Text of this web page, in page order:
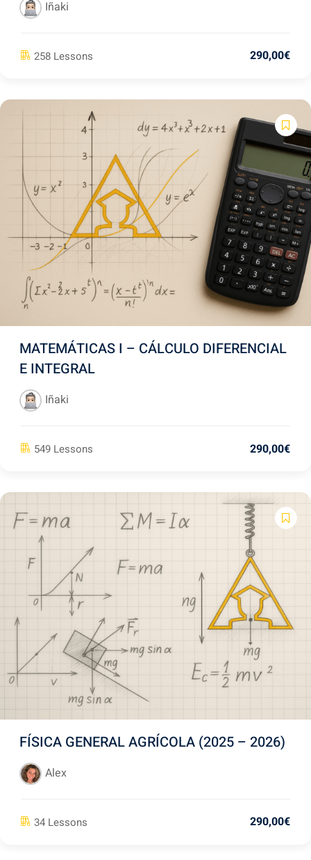
Iñaki
258 Lessons 290,00€
MATEMÁTICAS I – CÁLCULO DIFERENCIAL
E INTEGRAL
Iñaki
549 Lessons 290,00€
FÍSICA GENERAL AGRÍCOLA (2025 – 2026)
Alex
34 Lessons 290,00€